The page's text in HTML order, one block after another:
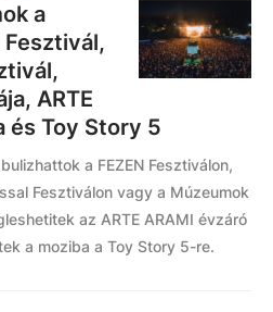
a
Fesztivál,
ARTE
és Toy Story 5
a FEZEN Fesztiválon,
Fesztiválon vagy a Múzeumok
az ARTE ARAMI évzáró
a moziba a Toy Story 5-re.